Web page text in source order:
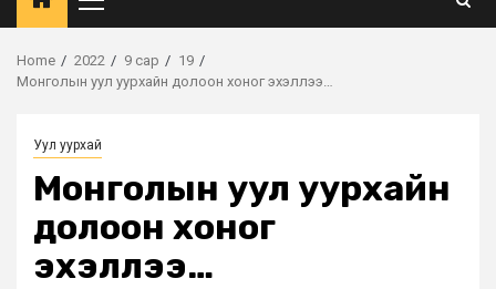
Primary
Menu
Home 2022 9 сар
19
Монголын уул уурхайн долоон хоног эхэллээ…
Уул уурхай
Монголын уул уурхайн
долоон хоног
эхэллээ…